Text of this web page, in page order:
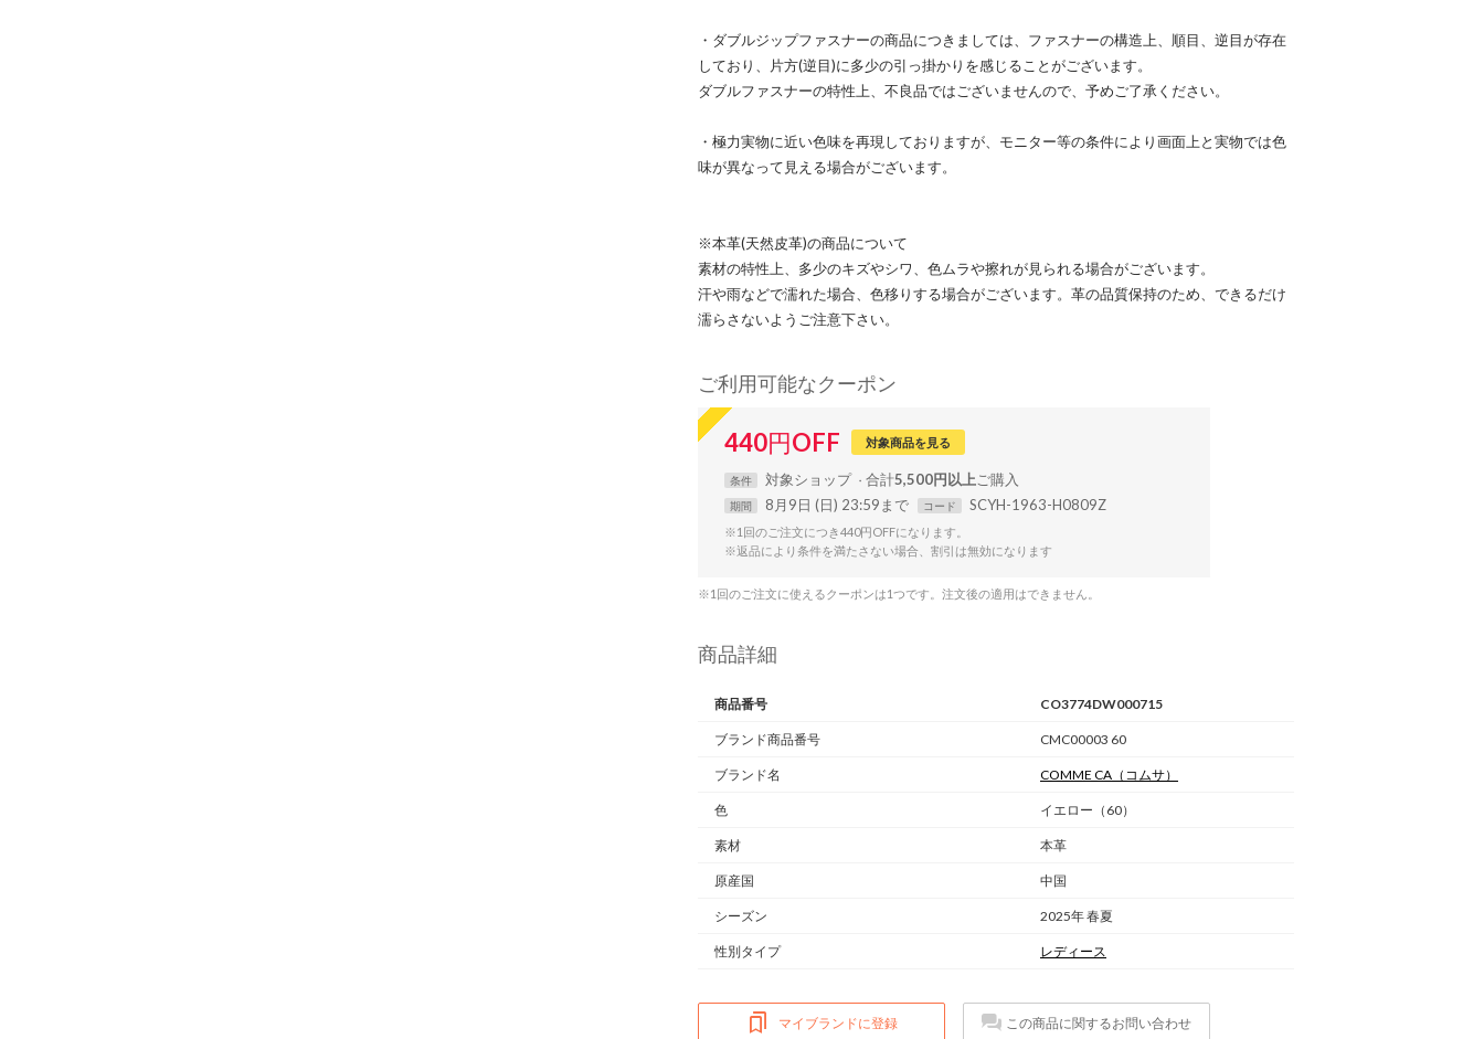
・ダブルジップファスナーの商品につきましては、ファスナーの構造上、順目、逆目が存在
しており、片方(逆目)に多少の引っ掛かりを感じることがございます。
ダブルファスナーの特性上、不良品ではございませんので、予めご了承ください。
・極力実物に近い色味を再現しておりますが、モニター等の条件により画面上と実物では色
味が異なって見える場合がございます。
※本革(天然皮革)の商品について
素材の特性上、多少のキズやシワ、色ムラや擦れが見られる場合がございます。
汗や雨などで濡れた場合、色移りする場合がございます。革の品質保持のため、できるだけ
濡らさないようご注意下さい。
ご利用可能なクーポン
440円OFF 対象商品を見る
条件 対象ショップ 合計5,500円以上
期間 8月9日 (日) 23:59まで コード SCYH-1963-H0809Z
※1回のご注文につき440円OFFになります。
※返品により条件を満たさない場合、割引は無効になります
※1回のご注文に使えるクーポンは1つです。注文後の適用はできません。
商品詳細
商品番号 CO3774DW000715
ブランド商品番号 CMC00003 60
ブランド名 COMME CA （コムサ）
色 イエロー（60）
素材 本革
原産国 中国
シーズン 2025年 春夏
性別タイプ レディース
マイブランドに登録 この商品に関するお問い合わせ